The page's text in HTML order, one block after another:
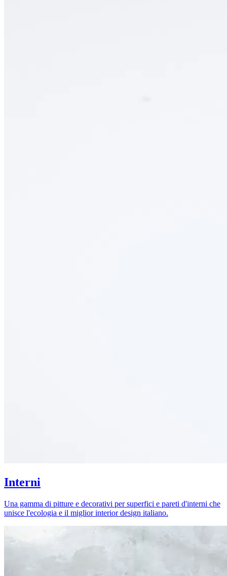
Interni
Una gamma di pitture e decorativi per superfici e pareti d'interni che
unisce l'ecologia e il miglior interior design italiano.